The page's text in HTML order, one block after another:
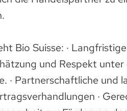
Bio Suisse: ·
und Respekt
· Partnerschaftliche und
·